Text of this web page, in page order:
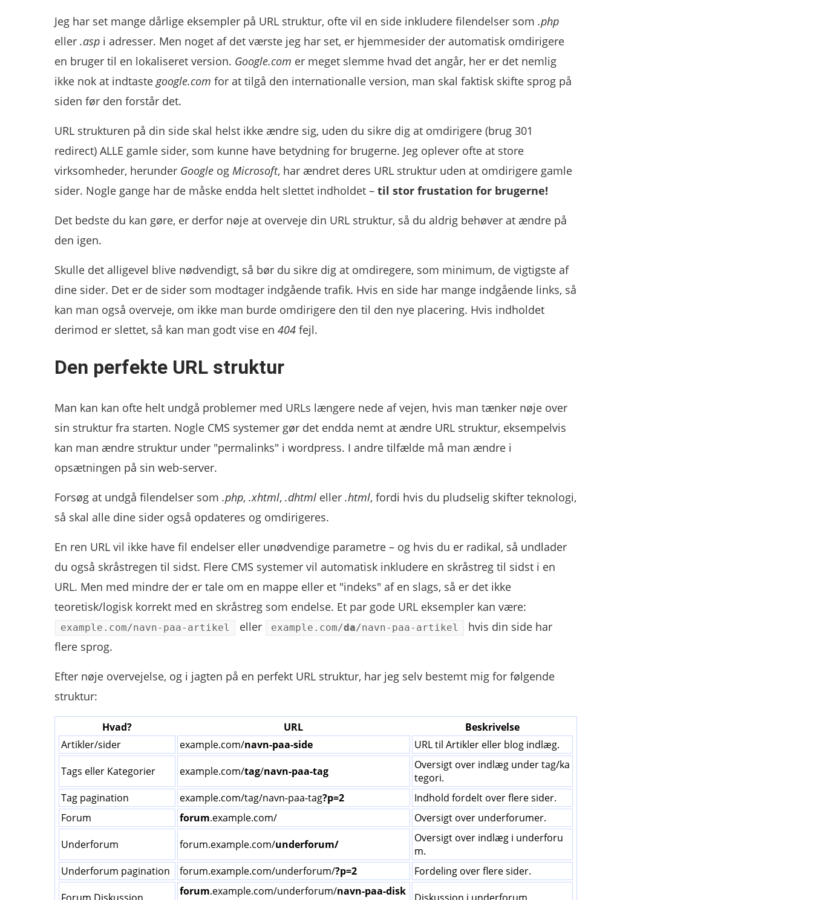
Jeg har set mange dårlige eksempler på URL struktur, ofte vil en side inkludere filendelser som .php
eller .aspi adresser. Men noget af det værste jeg har set, er hjemmesider der automatisk omdirigere
en bruger til en lokaliseret version. Google.com er meget slemme hvad det angår, her er det nemlig
ikke nok at indtastegoogle.com for at tilgå den internationalle version, man skal faktisk skifte sprog på
siden før den forstår det.
URL strukturen på din side skal helst ikke ændre sig, uden du sikre dig at omdirigere (brug 301
redirect) ALLE gamle sider, som kunne have betydning for brugerne. Jeg oplever ofte at store
virksomheder, herunder Googleog Microsoft, har ændret deres URL struktur uden at omdirigere gamle
sider. Nogle gange har de måske endda helt slettet indholdet – til stor frustation for brugerne!
Det bedste du kan gøre, er derfor nøje at overveje din URL struktur, så du aldrig behøver at ændre på
den igen.
Skulle det alligevel blive nødvendigt, så bør du sikre dig at omdiregere, som minimum, de vigtigste af
dine sider. Det er de sider som modtager indgående trafik. Hvis en side har mange indgående links, så
kan man også overveje, om ikke man burde omdirigere den til den nye placering. Hvis indholdet
derimod er slettet, så kan man godt vise en 404fejl.
Den perfekte URL struktur
Man kan kan ofte helt undgå problemer med URLs længere nede af vejen, hvis man tænker nøje over
sin struktur fra starten. Nogle CMS systemer gør det endda nemt at ændre URL struktur, eksempelvis
kan man ændre struktur under "permalinks" i wordpress. I andre tilfælde må man ændre i
opsætningen på sin web-server.
Forsøg at undgå filendelser som .php, .xhtml, .dhtmleller .html, fordi hvis du pludselig skifter teknologi,
så skal alle dine sider også opdateres og omdirigeres.
En ren URL vil ikke have fil endelser eller unødvendige parametre – og hvis du er radikal, så undlader
du også skråstregen til sidst. Flere CMS systemer vil automatisk inkludere en skråstreg til sidst i en
URL. Men med mindre der er tale om en mappe eller et "indeks" af en slags, så er det ikke
teoretisk/logisk korrekt med en skråstreg som endelse. Et par gode URL eksempler kan være:
example.com/navn-paa-artikel eller example.com/da/navn-paa-artikel
hvis din side har
flere sprog.
Efter nøje overvejelse, og i jagten på en perfekt URL struktur, har jeg selv bestemt mig for følgende
struktur:
Hvad? URL
Beskrivelse
Artikler/sider
example.com/navn-paa-side
URL til Artikler eller blog indlæg.
Tags eller Kategorier
example.com/tag/navn-paa-tag
Oversigt over indlæg under tag/ka
tegori.
Tag pagination
example.com/tag/navn-paa-tag?p=2
Indhold fordelt over flere sider.
Forum
forum.example.com/
Oversigt over underforumer.
Underforum
forum.example.com/underforum/
Oversigt over indlæg i underforu
m.
Underforum pagination
forum.example.com/underforum/?p=2
Fordeling over flere sider.
forum.example.com/underforum/navn-paa-disk